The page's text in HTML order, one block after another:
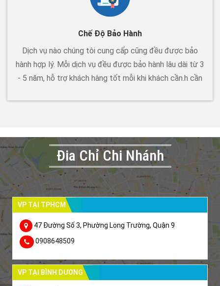
Chế Độ Bảo Hành
Dịch vụ nào chúng tôi cung cấp cũng đều được bảo
hành hợp lý. Mỗi dịch vụ đều được bảo hành lâu dài từ 3
- 5 năm, hỗ trợ khách hàng tốt mỗi khi khách cần.h cần
Đia Chỉ Chi Nhánh
VP TẠI TPHCM
47 Đường Số 3, Phường Long Trường, Quận 9
0908648509
VP TẠI BÌNH DƯƠNG